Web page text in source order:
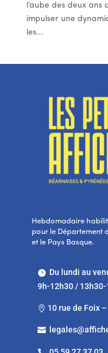
l’aube des deux ans
impulser une
les...
Hebdomadaire
pour le Département
et le Pays Basque.
Du lundi au
9h-12h30 / 13h30-
 10 rue de Foix
